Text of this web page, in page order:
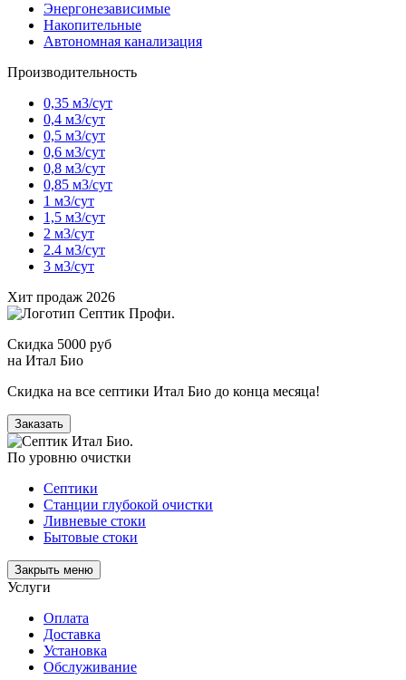
Энергонезависимые
Накопительные
Автономная канализация
Производительность
0,35 м3/сут
0,4 м3/сут
0,5 м3/сут
0,6 м3/сут
0,8 м3/сут
0,85 м3/сут
1 м3/сут
1,5 м3/сут
2 м3/сут
2.4 м3/сут
3 м3/сут
Хит продаж 2026
Скидка 5000 руб
на Итал Био
Скидка на все септики Итал Био до конца месяца!
Заказать
По уровню очистки
Септики
Станции глубокой очистки
Ливневые стоки
Бытовые стоки
Закрыть меню
Услуги
Оплата
Доставка
Установка
Обслуживание